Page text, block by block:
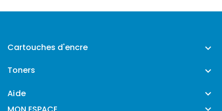
Cartouches d'encre 
Toners 
Aide 